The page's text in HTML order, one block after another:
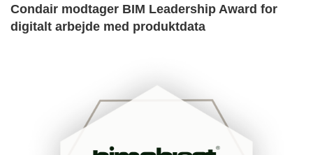
Condair modtager BIM Leadership Award for
digitalt arbejde med produktdata